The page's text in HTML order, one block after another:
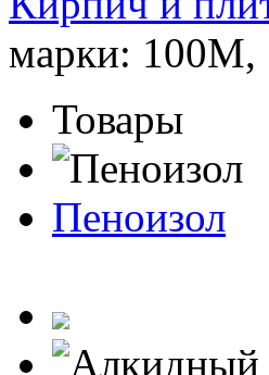
марки: 100М,
Товары
Пеноизол